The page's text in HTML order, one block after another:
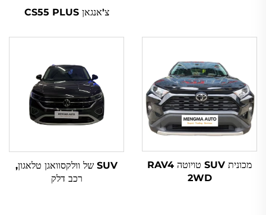
צ'אנגאן CS55 PLUS
מכונית SUV טויוטה RAV4
2WD
SUV של וולקסוואגן טלאגון,
רכב דלק